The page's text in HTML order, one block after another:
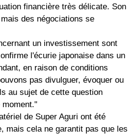
financière très délicate. Son
des négociations se
un investissement sont
l'écurie japonaise dans un
en raison de conditions
pas divulguer, évoquer ou
au sujet de cette question
moment."
de Super Aguri ont été
mais cela ne garantit pas que les